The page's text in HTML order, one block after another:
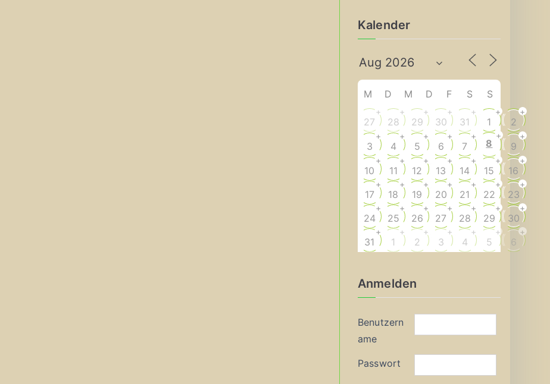
h
v
Kalender
M D M D F S S
27
+
28
+
29
+
30
+
31
+
1
+
2
+
3
+
4
+
5
+
6
+
7
+
8
+
9
+
10
+
11
+
12
+
13
+
14
+
15
+
16
+
17
+
18
+
19
+
20
+
21
+
22
+
23
+
24
+
25
+
26
+
27
+
28
+
29
+
30
+
31
+
1
+
2
+
3
+
4
+
5
+
6
+
Anmelden
Benutzern
ame
Passwort